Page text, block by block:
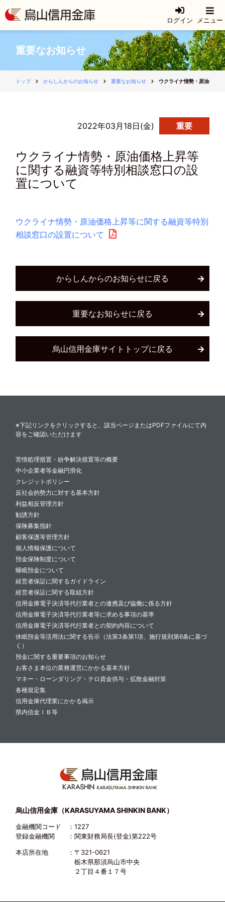
ログイン メニュー
重要なお知らせ
トップ からしんからのお知らせ 重要なお知らせ ウクライナ情勢・原油価格
2022年03月18日(金) 重要
ウクライナ情勢・原油価格上昇等
に関する融資等特別相談窓口の設
置について
ウクライナ情勢・原油価格上昇等に関する融資等特別
相談窓口の設置について
からしんからのお知らせに戻る
重要なお知らせに戻る
烏山信用金庫サイトトップに戻る
※下記リンクをクリックすると、該当ページまたはPDFファイルにて内
容をご確認いただけます
苦情処理措置・紛争解決措置等の概要
中小企業者等金融円滑化
クレジットポリシー
反社会的勢力に対する基本方針
利益相反管理方針
勧誘方針
保険募集指針
顧客保護等管理方針
個人情報保護について
預金保険制度について
睡眠預金について
経営者保証に関するガイドライン
経営者保証に関する取組方針
信用金庫電子決済等代行業者との連携及び協働に係る方針
信用金庫電子決済等代行業者等に求める事項の基準
信用金庫電子決済等代行業者との契約内容について
休眠預金等活用法に関する告示（法第3条第1項、施行規則第6条に基づ
く）
預金に関する重要事項のお知らせ
お客さま本位の業務運営にかかる基本方針
マネー・ローンダリング・テロ資金供与・拡散金融対策
各種規定集
信用金庫代理業にかかる掲示
県内信金ＩＢ等
烏山信用金庫（KARASUYAMA SHINKIN BANK）
金融機関コード
：1227
登録金融機関
：関東財務局長(登金)第222号
本店所在地
：〒321-0621
栃木県那須烏山市中央
２丁目４番１７号